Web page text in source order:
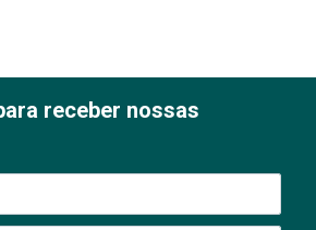
receber nossas